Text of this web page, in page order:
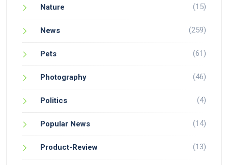
Nature (15)
News (259)
Pets (61)
Photography (46)
Politics (4)
Popular News (14)
Product-Review (13)